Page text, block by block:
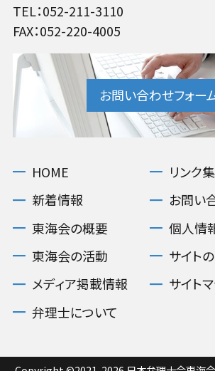
TEL：052-211-3110
FAX：052-220-4005
お問い合わせフォー
HOME
新着情報
東海会の概要
東海会の活動
メディア掲載情報
弁理士について
リンク集
お問い
個人情
サイト
サイト